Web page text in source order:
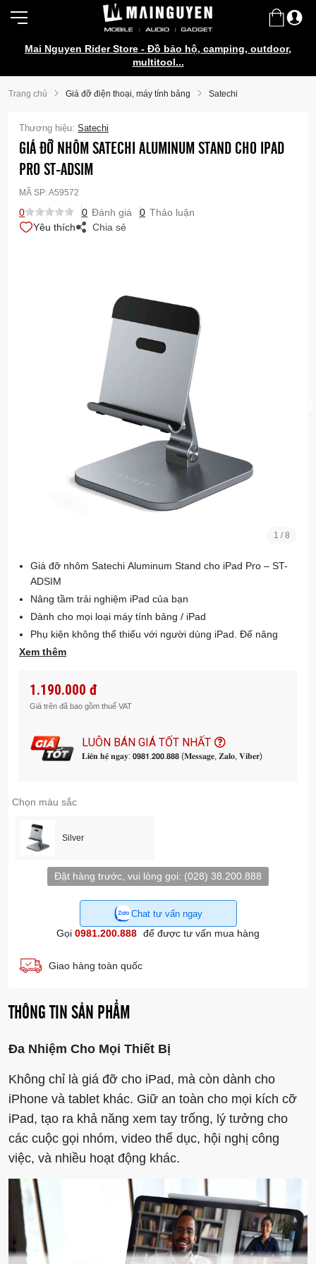
Mai Nguyen Rider Store - Đồ bảo hộ, camping, outdoor,
multitool...
Trang chủ Giá đỡ điện thoại, máy tính bảng Satechi
Thương hiệu: Satechi
GIÁ ĐỠ NHÔM SATECHI ALUMINUM STAND CHO IPAD
PRO ST-ADSIM
MÃ SP:A59572
0 0 Đánh giá 0 Thảo luận
Yêu thích
Chia sẻ
1 /8
Giá đỡ nhôm Satechi Aluminum Stand cho iPad Pro – ST-
ADSIM
Nâng tầm trải nghiệm iPad của bạn
Dành cho mọi loại máy tính bảng / iPad
Phụ kiện không thể thiếu với người dùng iPad. Đế nâng
iPad có thể điều chỉnh độ cao và bản lề đế linh hoạt giúp
ngang phác thảo ý tưởng sáng tạo.
Xem thêm
1.190.000 đ
Giá trên đã bao gồm thuế VAT
LUÔN BÁN GIÁ TỐT NHẤT
𝐋𝐢𝐞̂𝐧 𝐡𝐞̣̂ 𝐧𝐠𝐚𝐲: 𝟬𝟵𝟴𝟭.𝟮𝟬𝟬.𝟴𝟴𝟴 (𝐌𝐞𝐬𝐬𝐚𝐠𝐞, 𝐙𝐚𝐥𝐨, 𝐕𝐢𝐛𝐞𝐫)
Chọn màu sắc
Silver
Đặt hàng trước, vui lòng gọi: (028) 38.200.888
Chat tư vấn ngay
Gọi 0981.200.888 để được tư vấn mua hàng
Giao hàng toàn quốc
THÔNG TIN SẢN PHẨM
Đa Nhiệm Cho Mọi Thiết Bị
Không chỉ là giá đỡ cho iPad, mà còn dành cho
iPhone và tablet khác. Giữ an toàn cho mọi kích cỡ
iPad, tạo ra khả năng xem tay trống, lý tưởng cho
các cuộc gọi nhóm, video thể dục, hội nghị công
việc, và nhiều hoạt động khác.